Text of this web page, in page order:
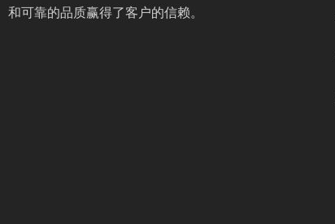
和可靠的品质赢得了客户的信赖。